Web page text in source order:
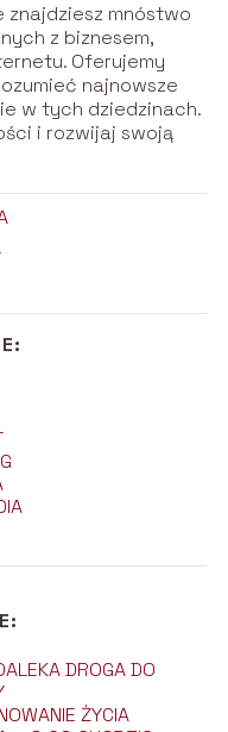
mnóstwo
z biznesem,
Oferujemy
najnowsze
w tych dziedzinach.
i rozwijaj swoją
DROGA DO
ŻYCIA